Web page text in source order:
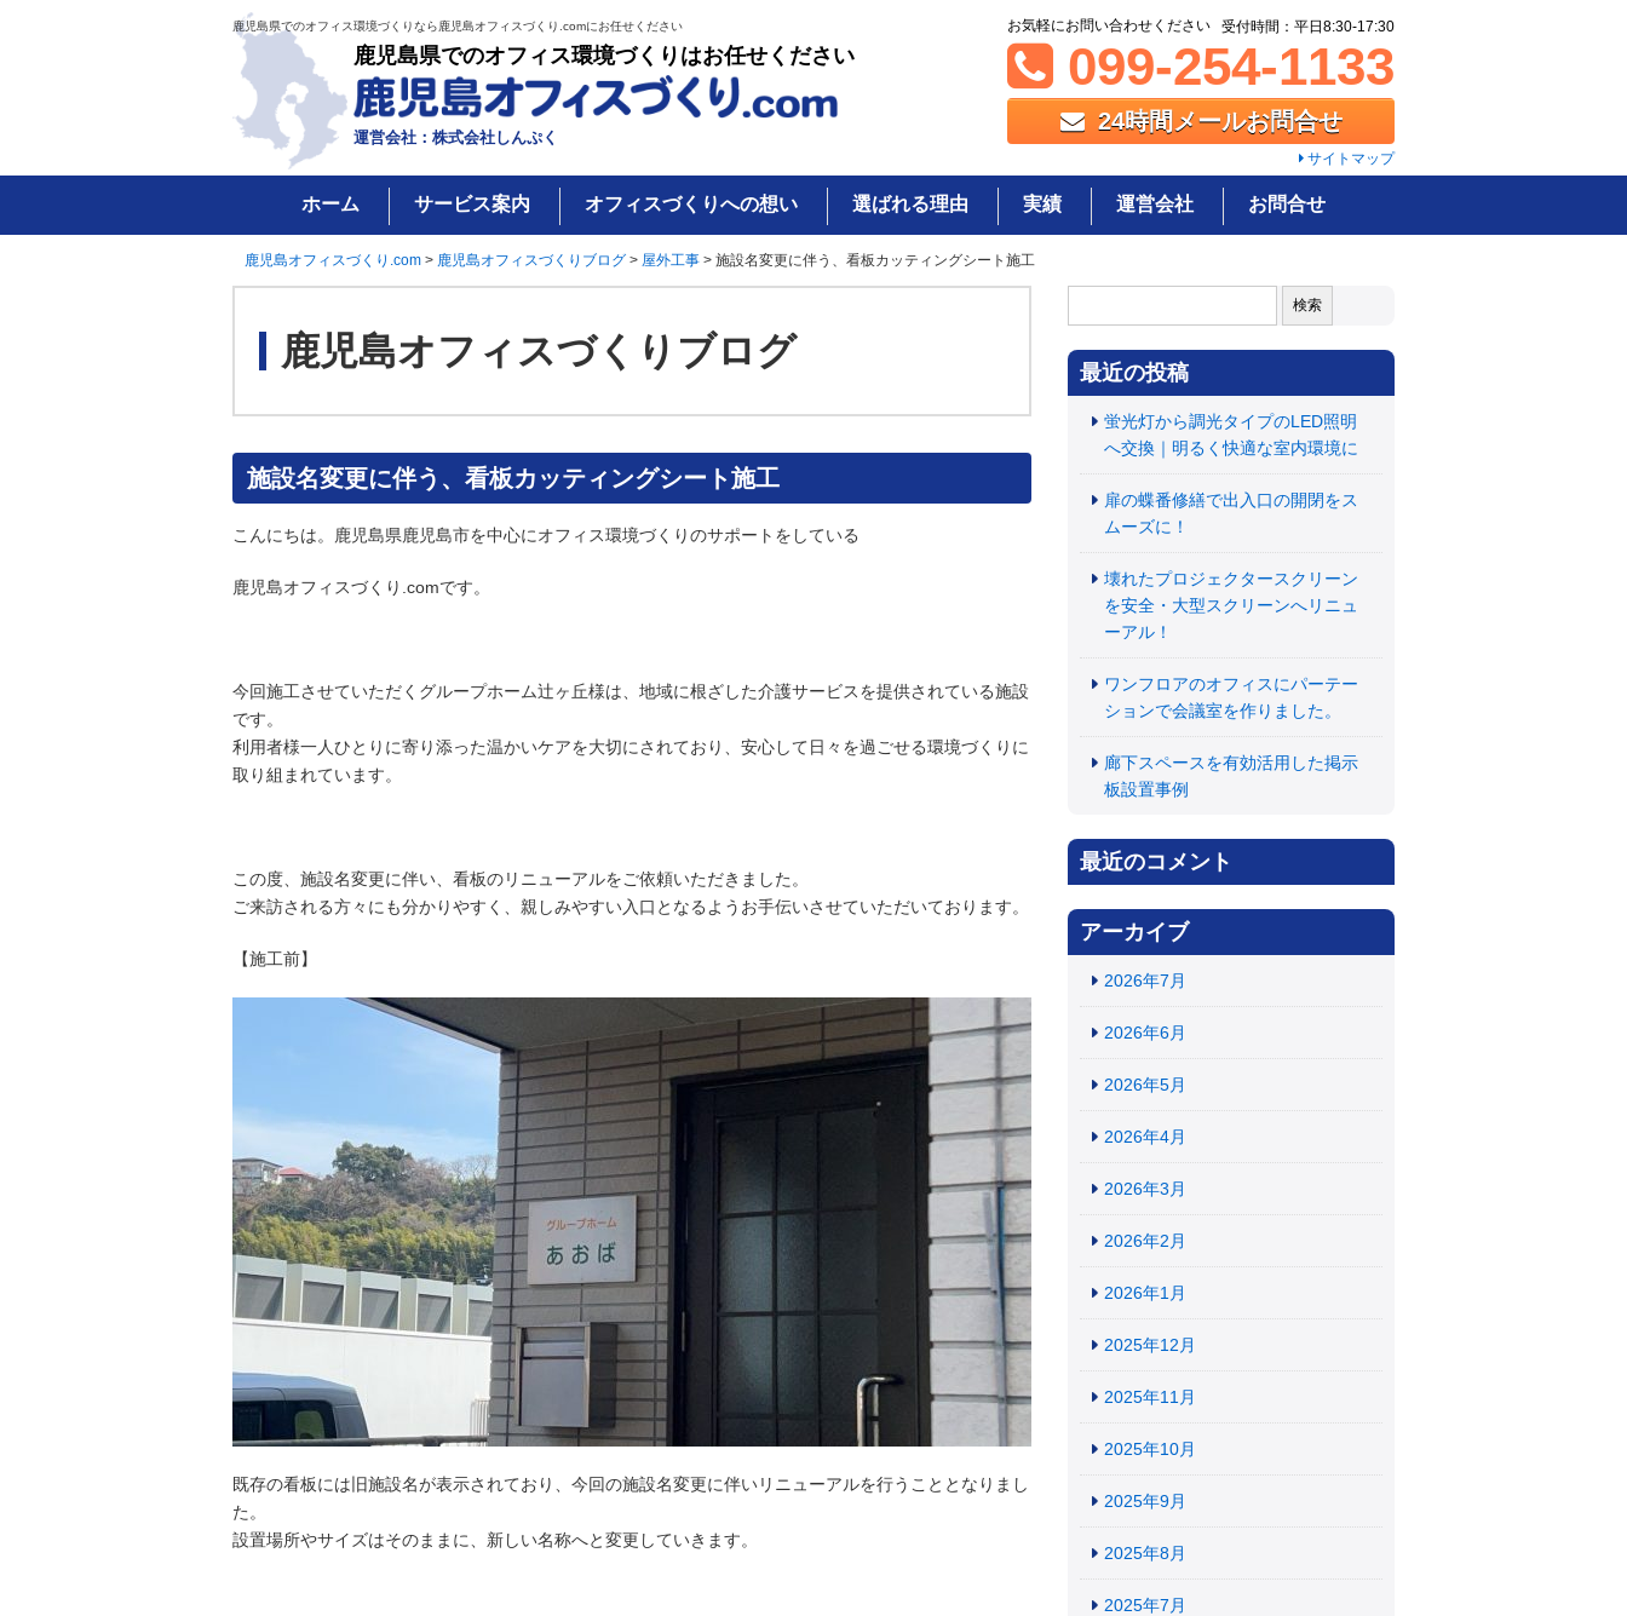
鹿児島県でのオフィス環境づくりなら鹿児島オフィスづくり.comにお任せください
鹿児島県でのオフィス環境づくりはお任せください
運営会社：株式会社しんぷく
お気軽にお問い合わせください
099-254-1133
受付時間：平日8:30-17:30
24時間メールお問合せ
サイトマップ
ホーム サービス案内 オフィスづくりへの想い 選ばれる理由 実績 運営会社 お問合せ
鹿児島オフィスづくり.com > 鹿児島オフィスづくりブログ > 屋外工事 > 施設名変更に伴う、看板カッティングシート施工
鹿児島オフィスづくりブログ
施設名変更に伴う、看板カッティングシート施工
こんにちは。鹿児島県鹿児島市を中心にオフィス環境づくりのサポートをしている
鹿児島オフィスづくり.comです。
今回施工させていただくグループホーム辻ヶ丘様は、地域に根ざした介護サービスを提供されている施設
です。
利用者様一人ひとりに寄り添った温かいケアを大切にされており、安心して日々を過ごせる環境づくりに
取り組まれています。
この度、施設名変更に伴い、看板のリニューアルをご依頼いただきました。
ご来訪される方々にも分かりやすく、親しみやすい入口となるようお手伝いさせていただいております。
【施工前】
既存の看板には旧施設名が表示されており、今回の施設名変更に伴いリニューアルを行うこととなりまし
た。
設置場所やサイズはそのままに、新しい名称へと変更していきます。
索:
最近の投稿
蛍光灯から調光タイプのLED照明
へ交換｜明るく快適な室内環境に
扉の蝶番修繕で出入口の開閉をス
ムーズに！
壊れたプロジェクタースクリーン
を安全・大型スクリーンへリニュ
ーアル！
ワンフロアのオフィスにパーテー
ションで会議室を作りました。
廊下スペースを有効活用した掲示
板設置事例
最近のコメント
アーカイブ
2026年7月
2026年6月
2026年5月
2026年4月
2026年3月
2026年2月
2026年1月
2025年12月
2025年11月
2025年10月
2025年9月
2025年8月
2025年7月